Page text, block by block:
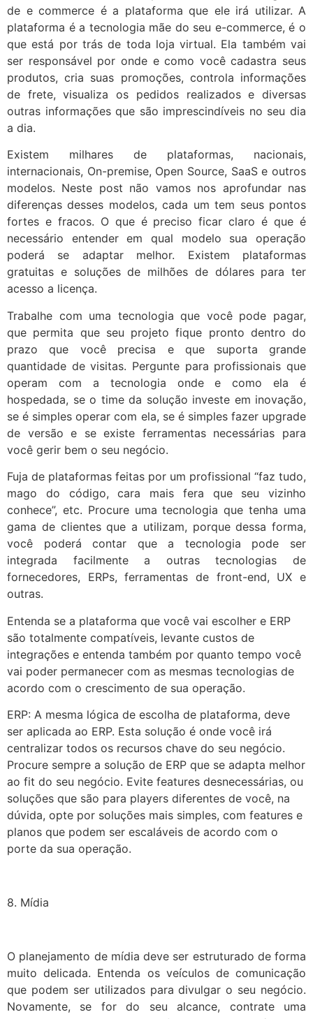
de e commerce é a plataforma que ele irá utilizar. A
plataforma é a tecnologia mãe do seu e-commerce, é o
que está por trás de toda loja virtual. Ela também vai
ser responsável por onde e como você cadastra seus
produtos, cria suas promoções, controla informações
de frete, visualiza os pedidos realizados e diversas
outras informações que são imprescindíveis no seu dia
a dia.
Existem milhares de plataformas, nacionais,
internacionais, On-premise, Open Source, SaaS e outros
modelos. Neste post não vamos nos aprofundar nas
diferenças desses modelos, cada um tem seus pontos
fortes e fracos. O que é preciso ficar claro é que é
necessário entender em qual modelo sua operação
poderá se adaptar melhor. Existem plataformas
gratuitas e soluções de milhões de dólares para ter
acesso a licença.
Trabalhe com uma tecnologia que você pode pagar,
que permita que seu projeto fique pronto dentro do
prazo que você precisa e que suporta grande
quantidade de visitas. Pergunte para profissionais que
operam com a tecnologia onde e como ela é
hospedada, se o time da solução investe em inovação,
se é simples operar com ela, se é simples fazer upgrade
de versão e se existe ferramentas necessárias para
você gerir bem o seu negócio.
Fuja de plataformas feitas por um profissional “faz tudo,
mago do código, cara mais fera que seu vizinho
conhece”, etc. Procure uma tecnologia que tenha uma
gama de clientes que a utilizam, porque dessa forma,
você poderá contar que a tecnologia pode ser
integrada facilmente a outras tecnologias de
fornecedores, ERPs, ferramentas de front-end, UX e
outras.
Entenda se a plataforma que você vai escolher e ERP
são totalmente compatíveis, levante custos de
integrações e entenda também por quanto tempo você
vai poder permanecer com as mesmas tecnologias de
acordo com o crescimento de sua operação.
ERP: A mesma lógica de escolha de plataforma, deve
ser aplicada ao ERP. Esta solução é onde você irá
centralizar todos os recursos chave do seu negócio.
Procure sempre a solução de ERP que se adapta melhor
ao fit do seu negócio. Evite features desnecessárias, ou
soluções que são para players diferentes de você, na
dúvida, opte por soluções mais simples, com features e
planos que podem ser escaláveis de acordo com o
porte da sua operação.
8. Mídia
O planejamento de mídia deve ser estruturado de forma
muito delicada. Entenda os veículos de comunicação
que podem ser utilizados para divulgar o seu negócio.
Novamente, se for do seu alcance, contrate uma